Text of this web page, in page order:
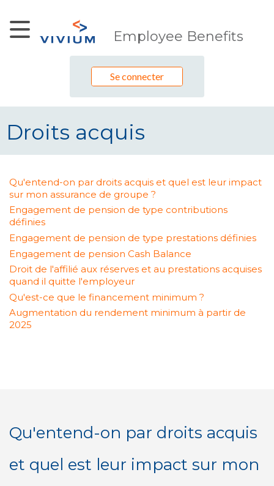
Employee Benefits
Se connecter
Droits acquis
Droits acquis
Qu'entend-on par droits acquis et quel est leur impact
sur mon assurance de groupe ?
Engagement de pension de type contributions
définies
Engagement de pension de type prestations définies
Engagement de pension Cash Balance
Droit de l'affilié aux réserves et au prestations acquises
quand il quitte l'employeur
Qu'est-ce que le financement minimum ?
Augmentation du rendement minimum à partir de
2025
Qu'entend-on par droits acquis
et quel est leur impact sur mon